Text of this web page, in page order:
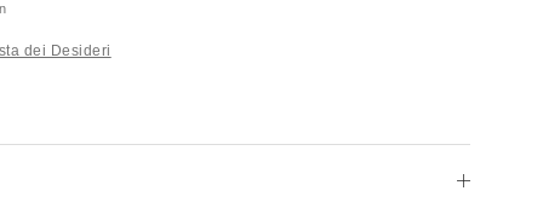
dei Desideri